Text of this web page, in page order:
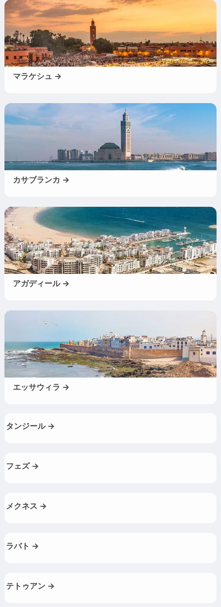
マラケシュ →
カサブランカ →
アガディール →
エッサウィラ →
タンジール →
フェズ →
メクネス →
ラバト →
テトゥアン →